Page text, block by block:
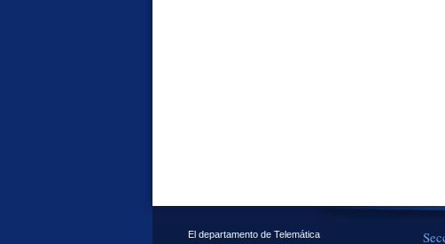
El departamento de Telemática